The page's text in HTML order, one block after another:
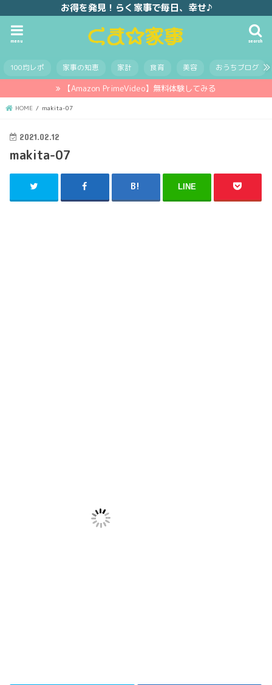
お得を発見！らく家事で毎日、幸せ♪
search
menu
100均レポ 家事の知恵 家計 食育 美容 おうちブログ
【Amazon PrimeVideo】無料体験してみる
HOME makita-07
2021.02.12
makita-07
LINE